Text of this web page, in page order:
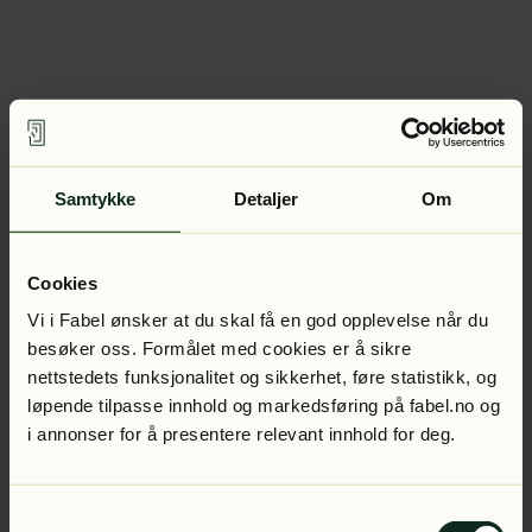
Samtykke Detaljer Om
Cookies
Vi i Fabel ønsker at du skal få en god opplevelse når du
besøker oss. Formålet med cookies er å sikre
nettstedets funksjonalitet og sikkerhet, føre statistikk, og
løpende tilpasse innhold og markedsføring på fabel.no og
i annonser for å presentere relevant innhold for deg.